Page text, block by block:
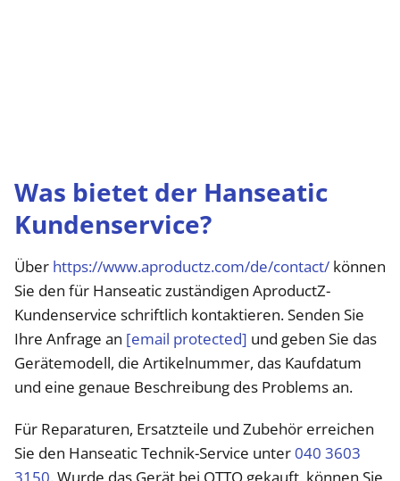
Was bietet der Hanseatic
Kundenservice?
Über https://www.aproductz.com/de/contact/ können
Sie den für Hanseatic zuständigen AproductZ-
Kundenservice schriftlich kontaktieren. Senden Sie
Ihre Anfrage an [email protected] und geben Sie das
Gerätemodell, die Artikelnummer, das Kaufdatum
und eine genaue Beschreibung des Problems an.
Für Reparaturen, Ersatzteile und Zubehör erreichen
Sie den Hanseatic Technik-Service unter040 3603